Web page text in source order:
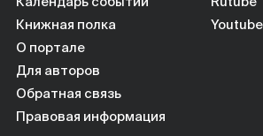
Книжная полка
О портале
Для авторов
Обратная связь
Правовая информация
Youtube